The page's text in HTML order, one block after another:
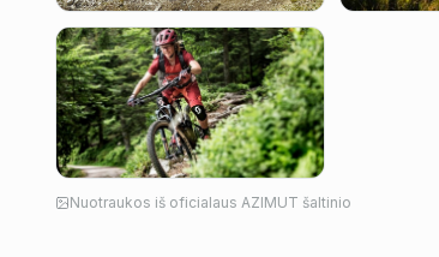
Nuotraukos iš oficialaus AZIMUT šaltinio